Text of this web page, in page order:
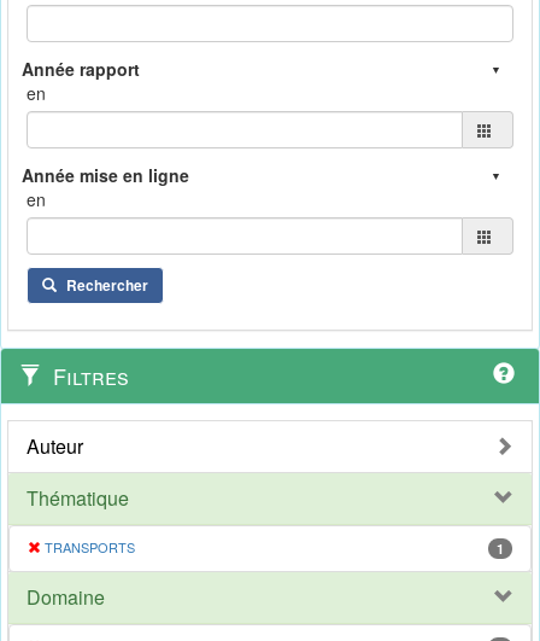
en
en
Rechercher
Filtres
Auteur
Thématique
TRANSPORTS 1
Domaine